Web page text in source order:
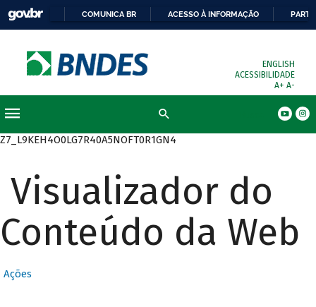
COMUNICA BR ACESSO À INFORMAÇÃO
ENGLISH
ACESSIBILIDADE
A+ A-
Z7_L9KEH4O0LG7R40A5NOFT0R1GN4
Visualizador do
Conteúdo da Web
Ações